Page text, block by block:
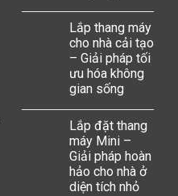
Lắp thang máy
cho nhà cải tạo
– Giải pháp tối
ưu hóa không
gian sống
Lắp đặt thang
máy Mini –
Giải pháp hoàn
hảo cho nhà ở
diện tích nhỏ